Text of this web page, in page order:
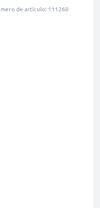
de artículo: 111260